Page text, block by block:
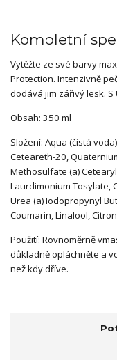
Kompletní
Vytěžte ze své barvy
Protection. Intenzivně
dodává jim zářivý lesk. S
Obsah: 350 ml
Složení: Aqua (čistá
Ceteareth-20,
Methosulfate (a)
Laurdimonium Tosylate,
Urea (a) Iodopropynyl
Coumarin, Linalool,
Použití: Rovnoměrně
důkladně opláchněte a
než kdy dříve.